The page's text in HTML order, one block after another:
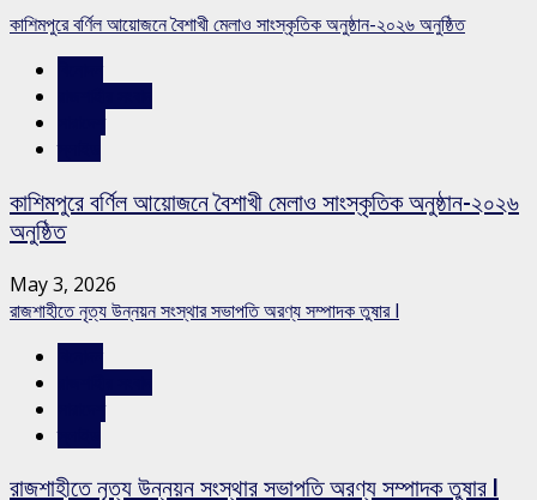
কাশিমপুরে বর্ণিল আয়োজনে বৈশাখী মেলাও সাংস্কৃতিক অনুষ্ঠান-২০২৬ অনুষ্ঠিত
কাশিমপুরে বর্ণিল আয়োজনে বৈশাখী মেলাও সাংস্কৃতিক অনুষ্ঠান-২০২৬
অনুষ্ঠিত
May 3, 2026
রাজশাহীতে নৃত্য উন্নয়ন সংস্থার সভাপতি অরণ্য সম্পাদক তুষার l
রাজশাহীতে নৃত্য উন্নয়ন সংস্থার সভাপতি অরণ্য সম্পাদক তুষার l